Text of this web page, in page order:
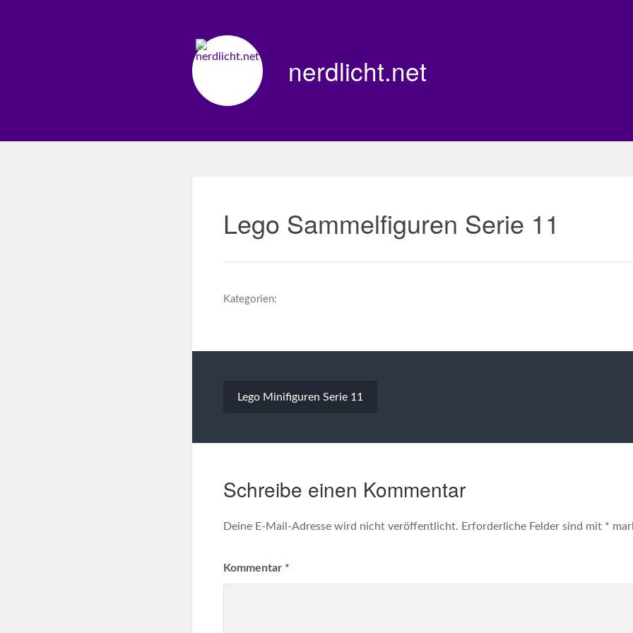
nerdlicht.net
Lego Sammelfiguren Serie 11
Kategorien:
Beitragsnavigation
Lego Minifiguren Serie 11
Schreibe einen Kommentar
Deine E-Mail-Adresse wird nicht veröffentlicht. Erforderliche Felder sind mit *
Kommentar *